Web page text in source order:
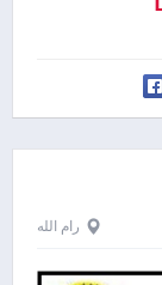
رام الله